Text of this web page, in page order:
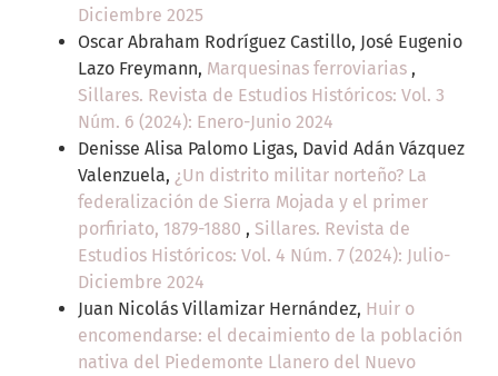
Diciembre 2025
Oscar Abraham Rodríguez Castillo, José Eugenio
Lazo Freymann, Marquesinas ferroviarias ,
Sillares. Revista de Estudios Históricos: Vol. 3
Núm. 6 (2024): Enero-Junio 2024
Denisse Alisa Palomo Ligas, David Adán Vázquez
Valenzuela, ¿Un distrito militar norteño? La
federalización de Sierra Mojada y el primer
porfiriato, 1879-1880 , Sillares. Revista de
Estudios Históricos: Vol. 4 Núm. 7 (2024): Julio-
Diciembre 2024
Juan Nicolás Villamizar Hernández, Huir o
encomendarse: el decaimiento de la población
nativa del Piedemonte Llanero del Nuevo